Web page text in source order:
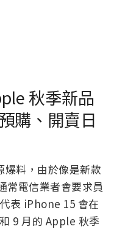
秋季新品
購、開賣日
料，由於像是新款
常電信業者會要求員
表 iPhone 15 會在
9 月的 Apple 秋季